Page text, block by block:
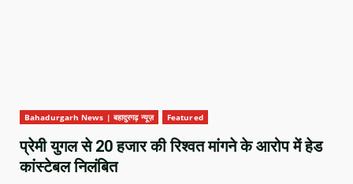
Bahadurgarh News | बहादुरगढ़ न्यूज़ Featured
प्रेमी युगल से 20 हजार की रिश्वत मांगने के आरोप में हेड
कांस्टेबल निलंबित